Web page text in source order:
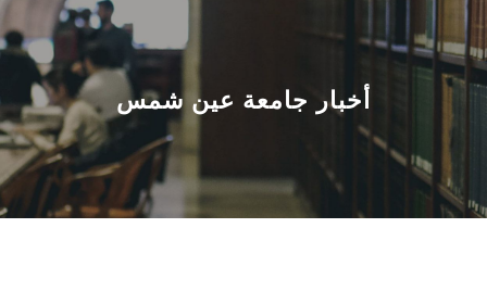
عن الجامعة
القطاعـات
الشئون الأكاديمية
البحث العلمي
أخبار جامعة عين شمس